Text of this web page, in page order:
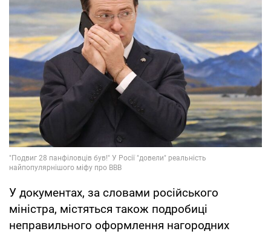
У документах, за словами російського
міністра, містяться також подробиці
неправильного оформлення нагородних